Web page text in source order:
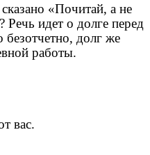
«Почитай, а не
Речь идет о долге перед
долг же
работы.
вас.